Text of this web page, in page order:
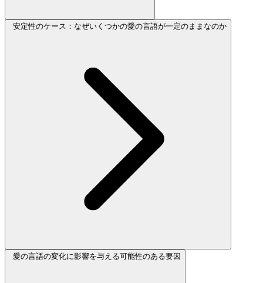
安定性のケース：なぜいくつかの愛の言語が一定のままなのか
愛の言語の変化に影響を与える可能性のある要因